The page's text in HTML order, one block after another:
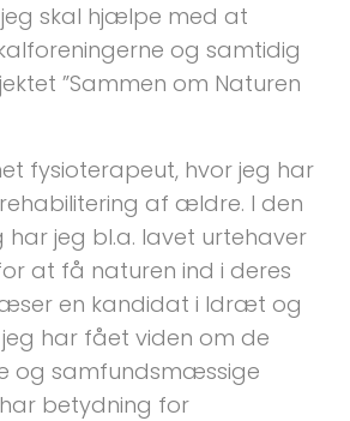
skal hjælpe med at
og samtidig
”Sammen om Naturen
fysioterapeut, hvor jeg har
af ældre. I den
jeg bl.a. lavet urtehaver
at få naturen ind i deres
en kandidat i Idræt og
har fået viden om de
og samfundsmæssige
betydning for